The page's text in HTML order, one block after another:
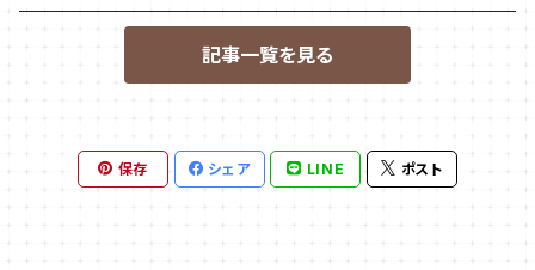
記事一覧を見る
保存 シェア LINE ポスト